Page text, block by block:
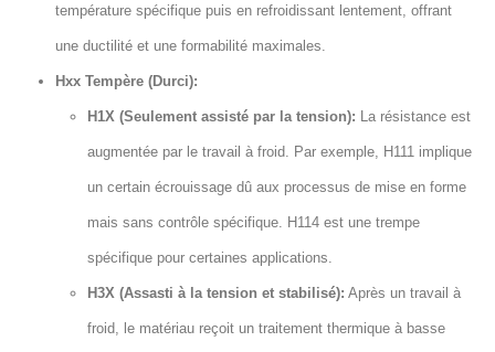
température spécifique puis en refroidissant lentement, offrant
une ductilité et une formabilité maximales.
Hxx Tempère (Durci):
H1X (Seulement assisté par la tension): La résistance est
augmentée par le travail à froid. Par exemple, H111 implique
un certain écrouissage dû aux processus de mise en forme
mais sans contrôle spécifique. H114 est une trempe
spécifique pour certaines applications.
H3X (Assasti à la tension et stabilisé): Après un travail à
froid, le matériau reçoit un traitement thermique à basse